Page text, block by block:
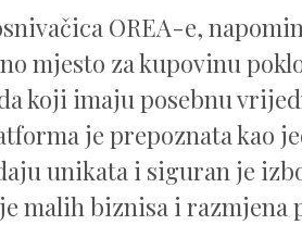
OREA-e,
mjesto za kupovinu
koji imaju posebnu
je prepoznata kao
unikata i siguran je
malih biznisa i